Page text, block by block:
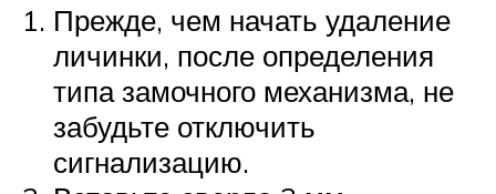
Прежде, чем начать удаление
личинки, после определения
типа замочного механизма, не
забудьте отключить
сигнализацию.